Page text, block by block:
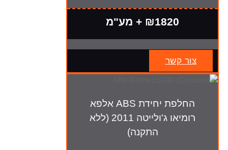
₪1820 + מע"מ
צור קשר
החלפת יחידת ABS אלפא
רומיאו ג'ולייטה 2011 (ללא
התקנה)